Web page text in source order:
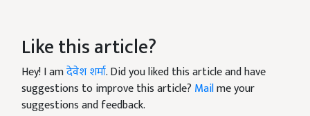
Like this article?
Hey! I amदेवेश शर्मा. Did you liked this article and have
suggestions to improve this article? Mailme your
suggestions and feedback.